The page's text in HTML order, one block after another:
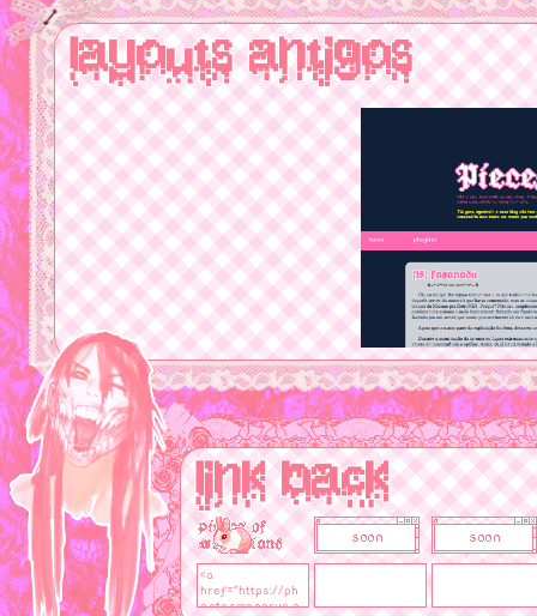
layouts antigos
link back